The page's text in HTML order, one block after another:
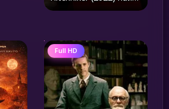
ขวานโบกรถ
Full HD